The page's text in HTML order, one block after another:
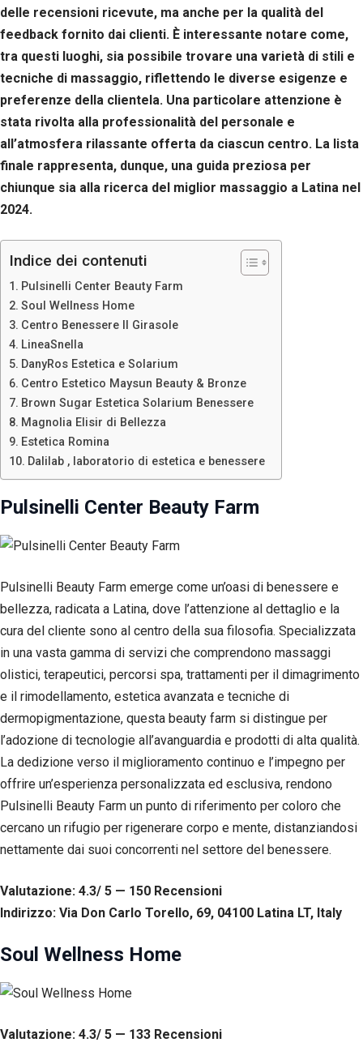
delle recensioni ricevute, ma anche per la qualità del
feedback fornito dai clienti. È interessante notare come,
tra questi luoghi, sia possibile trovare una varietà di stili e
tecniche di massaggio, riflettendo le diverse esigenze e
preferenze della clientela. Una particolare attenzione è
stata rivolta alla professionalità del personale e
all’atmosfera rilassante offerta da ciascun centro. La lista
finale rappresenta, dunque, una guida preziosa per
chiunque sia alla ricerca del miglior massaggio a Latina nel
2024.
Indice dei contenuti
Pulsinelli Center Beauty Farm
Soul Wellness Home
Centro Benessere Il Girasole
LineaSnella
DanyRos Estetica e Solarium
Centro Estetico Maysun Beauty & Bronze
Brown Sugar Estetica Solarium Benessere
Magnolia Elisir di Bellezza
Estetica Romina
Dalilab , laboratorio di estetica e benessere
Pulsinelli Center Beauty Farm
Pulsinelli Beauty Farm emerge come un’oasi di benessere e
bellezza, radicata a Latina, dove l’attenzione al dettaglio e la
cura del cliente sono al centro della sua filosofia. Specializzata
in una vasta gamma di servizi che comprendono massaggi
olistici, terapeutici, percorsi spa, trattamenti per il dimagrimento
e il rimodellamento, estetica avanzata e tecniche di
dermopigmentazione, questa beauty farm si distingue per
l’adozione di tecnologie all’avanguardia e prodotti di alta qualità.
La dedizione verso il miglioramento continuo e l’impegno per
offrire un’esperienza personalizzata ed esclusiva, rendono
Pulsinelli Beauty Farm un punto di riferimento per coloro che
cercano un rifugio per rigenerare corpo e mente, distanziandosi
nettamente dai suoi concorrenti nel settore del benessere.
Valutazione: 4.3/ 5 — 150 Recensioni
Indirizzo: Via Don Carlo Torello, 69, 04100 Latina LT, Italy
Soul Wellness Home
Valutazione: 4.3/ 5 — 133 Recensioni
Questi cookie
non sono
facoltativi.
Sono
necessari per il
corretto
del sito web.
Statistiche
consentirci
di
la
e la
del sito
base
all'utilizzo
web